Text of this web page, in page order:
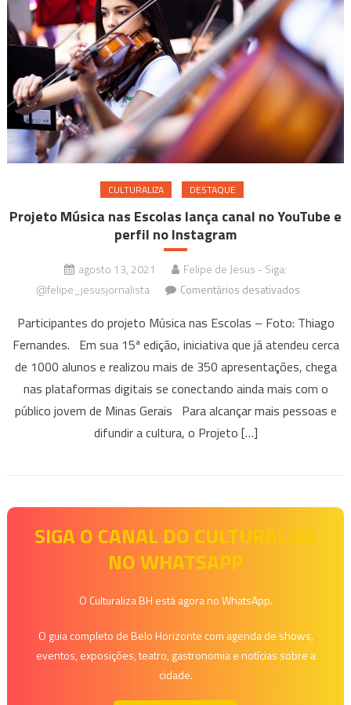
CULTURALIZA DESTAQUE
Projeto Música nas Escolas lança canal no YouTube e
perfil no Instagram
agosto 13, 2021
Felipe de Jesus - Siga:
@felipe_jesusjornalista
Comentários desativadosem
Música
nas
Escolas
lança
canal
no
Participantes do projeto Música nas Escolas – Foto: Thiago
Fernandes. Em sua 15ª edição, iniciativa que já atendeu cerca
de 1000 alunos e realizou mais de 350 apresentações, chega
nas plataformas digitais se conectando ainda mais com o
público jovem de Minas Gerais Para alcançar mais pessoas e
difundir a cultura, o Projeto […]
SIGA O CANAL DO CULTURALIZA
NO WHATSAPP
O Culturaliza BH está agora no WhatsApp.
O guia completo de Belo Horizonte com agenda de shows,
eventos, exposições, teatro, gastronomia e notícias sobre a
cidade.